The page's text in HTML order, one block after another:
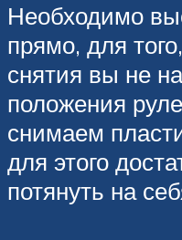
Необходимо
прямо, для
снятия вы не
положения
снимаем
для этого
потянуть на